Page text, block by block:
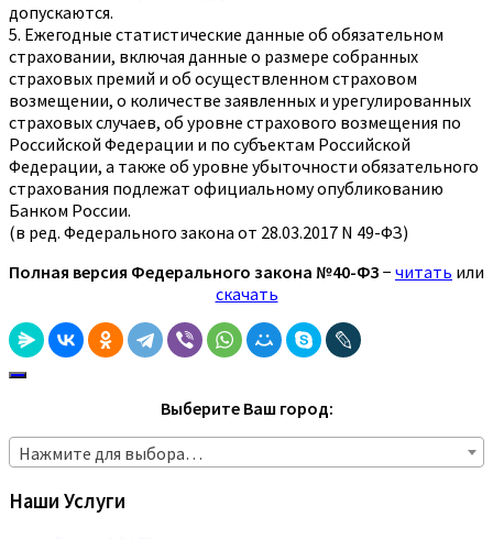
допускаются.
5. Ежегодные статистические данные об обязательном
страховании, включая данные о размере собранных
страховых премий и об осуществленном страховом
возмещении, о количестве заявленных и урегулированных
страховых случаев, об уровне страхового возмещения по
Российской Федерации и по субъектам Российской
Федерации, а также об уровне убыточности обязательного
страхования подлежат официальному опубликованию
Банком России.
(в ред. Федерального закона от 28.03.2017 N 49-ФЗ)
Полная версия Федерального закона №40-ФЗ − читать или
скачать
Выберите Ваш город:
Нажмите для выбора…
Наши Услуги